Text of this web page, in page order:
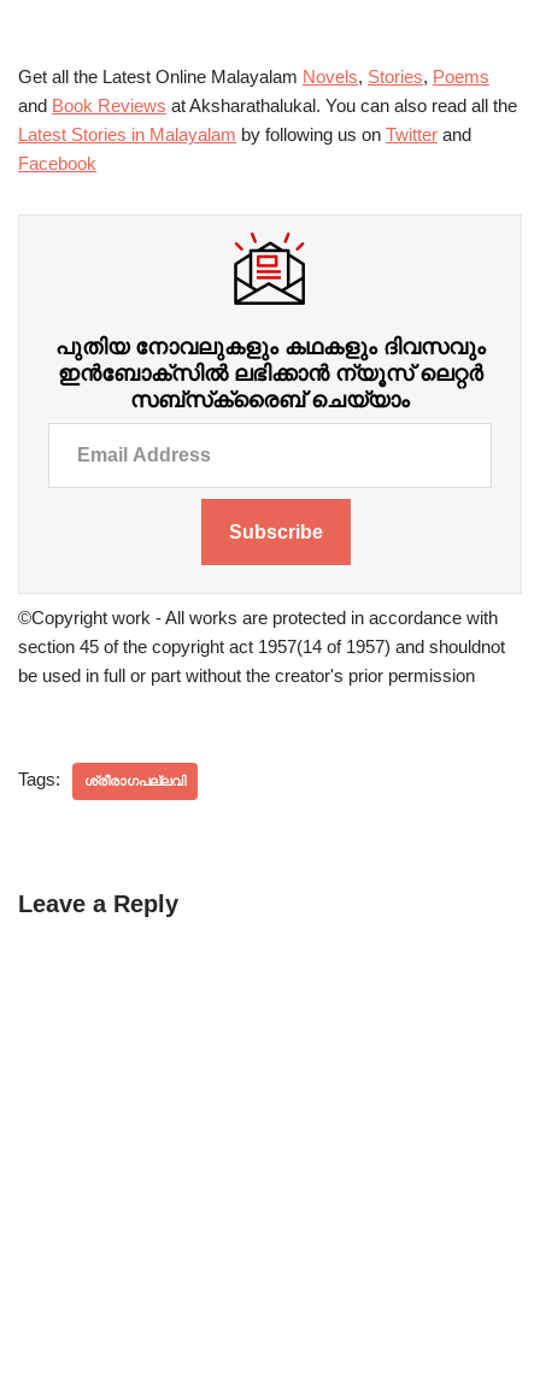
Get all the Latest Online Malayalam Novels, Stories, Poems
and Book Reviews at Aksharathalukal. You can also read all the
Latest Stories in Malayalam by following us on Twitter and
Facebook
പുതിയ നോവലുകളും കഥകളും ദിവസവും
ഇന്‍ബോക്‌സില്‍ ലഭിക്കാന്‍ ന്യൂസ് ലെറ്റർ
സബ്‌സ്‌ക്രൈബ് ചെയ്യാം
Subscribe
©Copyright work - All works are protected in accordance with
section 45 of the copyright act 1957(14 of 1957) and shouldnot
be used in full or part without the creator's prior permission
Tags: ശ്രീരാഗപല്ലവി
Leave a Reply